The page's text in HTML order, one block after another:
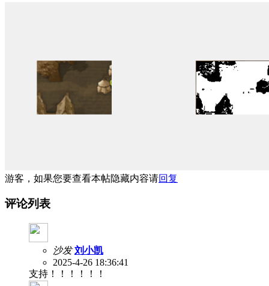
游客，如果您要查看本帖隐藏内容请回复
评论列表
沙发 刘小凯
2025-4-26 18:36:41
支持！！！！！！